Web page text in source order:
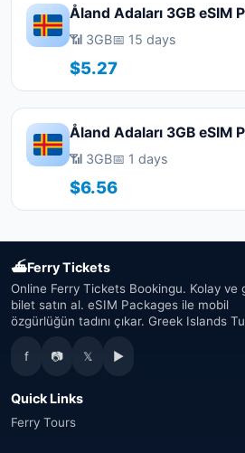
Åland Adaları 3GB eSIM
📶 3GB📅 15 days
$5.27
Åland Adaları 3GB eSIM
📶 3GB📅 1 days
$6.56
⛴Ferry Tickets
Online Ferry Tickets Bookingu. Kolay ve
bilet satın al. eSIM Packages ile mobil
özgürlüğün tadını çıkar. Greek Islands
f 📷 𝕏 ▶
Quick Links
Ferry Tours